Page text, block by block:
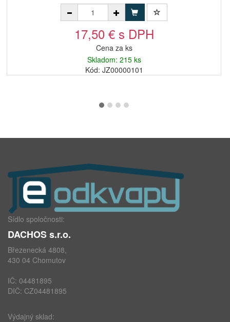
17,50 € s DPH
Cena za ks
Skladom: 215 ks
Kód: JZ00000101
Sídlo spoločnosti:
DACHOS s.r.o.
Březenecká 4808,
430 04 Chomutov
IČ: 04481895
DIČ: CZ04481895
Výdajný sklad: